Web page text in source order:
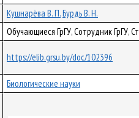
Кушнарёва В. П.Бурдь В. Н.
Обучающиеся ГрГУ, Сотрудник ГрГУ,
https://elib.grsu.by/doc/102396
Биологические науки